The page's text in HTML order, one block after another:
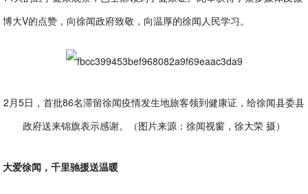
博大V的点赞，向徐闻政府致敬，向温厚的徐闻人民学习。
2月5日，首批86名滞留徐闻疫情发生地旅客领到健康证，给徐闻县委县
政府送来锦旗表示感谢。（图片来源：徐闻视窗，徐大荣 摄）
大爱徐闻，千里驰援送温暖